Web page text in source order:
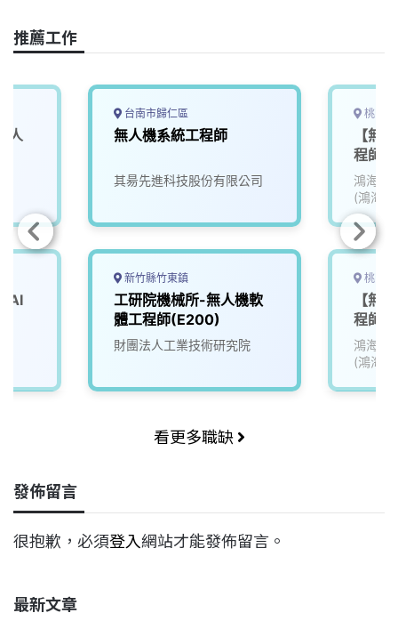
o
k
n
k
推薦工作
人
AI
台南市歸仁區
無人機系統工程師
其昜先進科技股份有限公司
新竹縣竹東鎮
工研院機械所-無人機軟
體工程師(E200)
財團法人工業技術研究院
桃園
【無
程師
鴻海精
(鴻海)
桃園
【無
程師
鴻海精
(鴻海)
看更多職缺
發佈留言
很抱歉，必須登入網站才能發佈留言。
最新文章